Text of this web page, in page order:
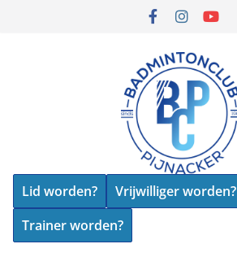
Lid worden?
Vrijwilliger worden?
Trainer worden?